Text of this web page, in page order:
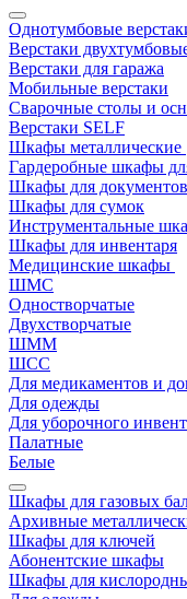
Однотумбовые
Верстаки
Верстаки для гаража
Мобильные верстаки
Сварочные столы и
Верстаки SELF
Шкафы металлические
Гардеробные шкафы
Шкафы для документов
Шкафы для сумок
Инструментальные
Шкафы для инвентаря
Медицинские шкафы
ШМС
Одностворчатые
Двухстворчатые
ШММ
ШСС
Для медикаментов и
Для одежды
Для уборочного
Палатные
Белые
Шкафы для газовых
Архивные
Шкафы для ключей
Абонентские шкафы
Шкафы для